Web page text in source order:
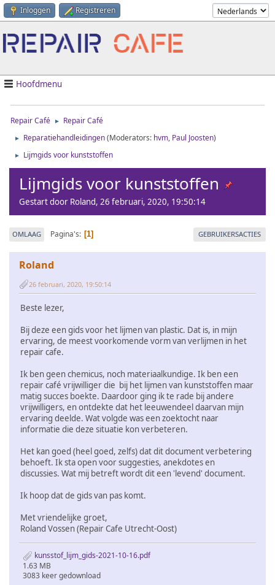
Inloggen Registreren
Hoofdmenu
Repair Café ► Repair Café
► Reparatiehandleidingen(Moderators: hvm, Paul Joosten)
► Lijmgids voor kunststoffen
Lijmgids voor kunststoffen
Gestart door Roland, 26 februari, 2020, 19:50:14
OMLAAG Pagina's 1 GEBRUIKERSACTIES
Roland
26 februari, 2020, 19:50:14
Beste lezer,
Bij deze een gids voor het lijmen van plastic. Dat is, in mijn
ervaring, de meest voorkomende vorm van verlijmen in het
repair cafe.
Ik ben geen chemicus, noch materiaalkundige. Ik ben een
repair café vrijwilliger die bij het lijmen van kunststoffen maar
matig succes boekte. Daardoor ging ik te rade bij andere
vrijwilligers, en ontdekte dat het leeuwendeel daarvan mijn
ervaring deelde. Wat volgde was een zoektocht naar
informatie die deze situatie kon verbeteren.
Het kan goed (heel goed, zelfs) dat dit document verbetering
behoeft. Ik sta open voor suggesties, anekdotes en
discussies. Wat mij betreft wordt dit een 'levend' document.
Ik hoop dat de gids van pas komt.
Met vriendelijke groet,
Roland Vossen (Repair Cafe Utrecht-Oost)
kunsstof_lijm_gids-2021-10-16.pdf
1.63 MB
3083 keer gedownload